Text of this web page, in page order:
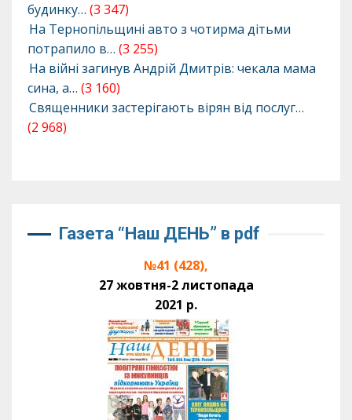
будинку… (3 347)
На Тернопільщині авто з чотирма дітьми
потрапило в… (3 255)
На війні загинув Андрій Дмитрів: чекала мама
сина, а… (3 160)
Священники застерігають вірян від послуг…
(2 968)
Газета “Наш ДЕНЬ” в pdf
№41 (428),
27 жовтня-2 листопада
2021 р.